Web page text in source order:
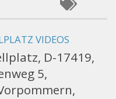
VIDEOS
D-17419,
5,